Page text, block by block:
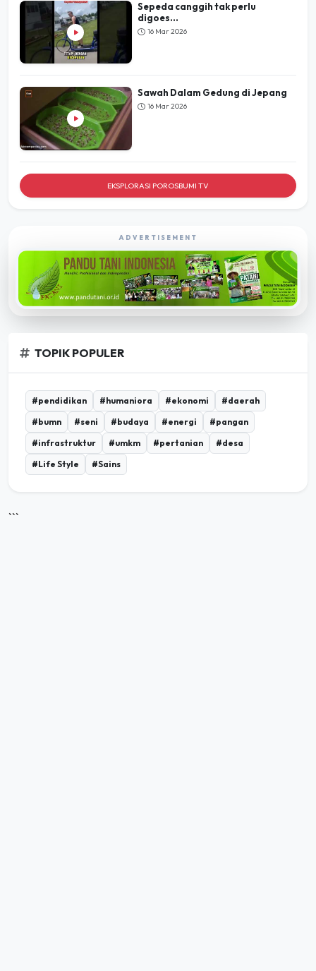
Sepeda canggih tak perlu
digoes...
16 Mar 2026
Sawah Dalam Gedung di Jepang
16 Mar 2026
EKSPLORASI POROSBUMI TV
ADVERTISEMENT
TOPIK POPULER
#pendidikan #humaniora #ekonomi
#daerah
#bumn
#seni #budaya #energi
#pangan
#infrastruktur
#umkm #pertanian
#desa
#Life Style
#Sains
```